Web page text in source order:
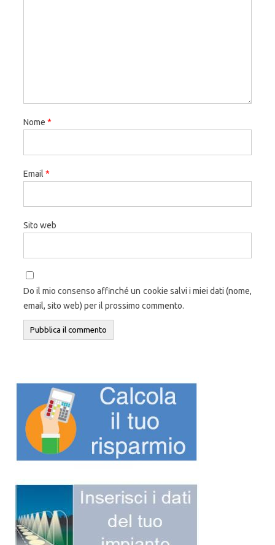
Nome *
Email *
Sito web
Do il mio consenso affinché un cookie salvi i miei dati (nome,
email, sito web) per il prossimo commento.